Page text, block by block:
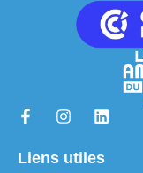
Liens utiles